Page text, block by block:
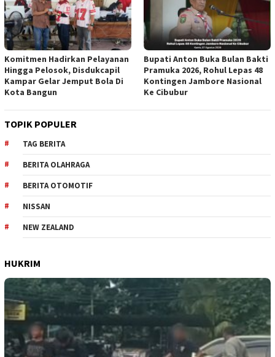
Komitmen Hadirkan Pelayanan
Hingga Pelosok, Disdukcapil
Kampar Gelar Jemput Bola Di
Kota Bangun
Bupati Anton Buka Bulan Bakti
Pramuka 2026, Rohul Lepas 48
Kontingen Jambore Nasional
Ke Cibubur
TOPIK POPULER
TAG BERITA
BERITA OLAHRAGA
BERITA OTOMOTIF
NISSAN
NEW ZEALAND
HUKRIM